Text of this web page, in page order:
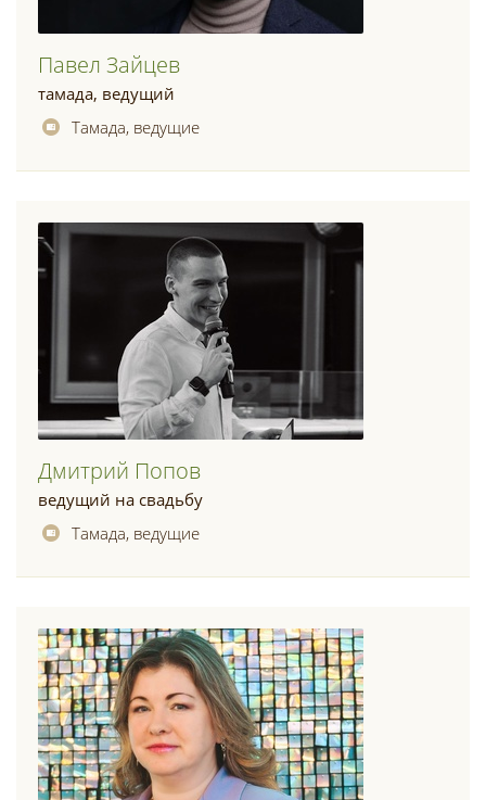
Павел Зайцев
тамада, ведущий
Тамада, ведущие
Дмитрий Попов
ведущий на свадьбу
Тамада, ведущие